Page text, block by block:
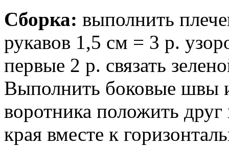
Сборка: выполнить
рукавов 1,5 см = 3 р.
первые 2 р. связать
Выполнить боковые швы
воротника положить
края вместе к